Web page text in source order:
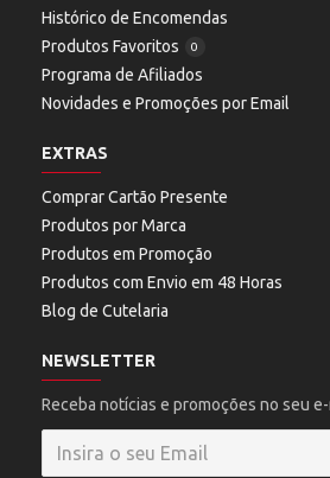
Histórico de Encomendas
Produtos Favoritos
0
Programa de Afiliados
Novidades e Promoções por Email
EXTRAS
Comprar Cartão Presente
Produtos por Marca
Produtos em Promoção
Produtos com Envio em 48 Horas
Blog de Cutelaria
NEWSLETTER
Receba notícias e promoções no seu